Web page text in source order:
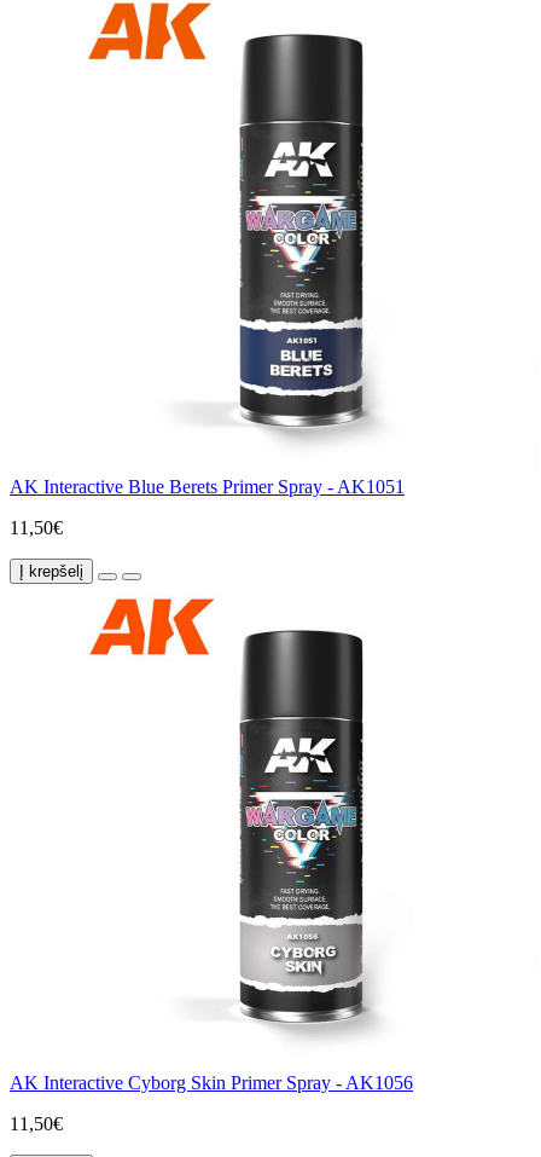
AK Interactive Blue Berets Primer Spray - AK1051
11,50€
Į krepšelį
AK Interactive Cyborg Skin Primer Spray - AK1056
11,50€